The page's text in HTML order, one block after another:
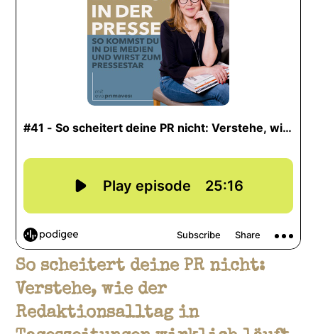
So scheitert deine PR nicht:
Verstehe, wie der
Redaktionsalltag in